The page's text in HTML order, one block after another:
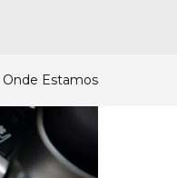
Onde Estamos